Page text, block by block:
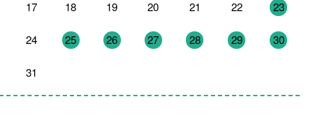
17 18 19 20 21 22 23
24 25 26 27 28 29 30
31